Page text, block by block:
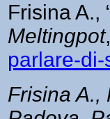
Frisina A.,
Meltingpot
parlare-
Frisina A.,